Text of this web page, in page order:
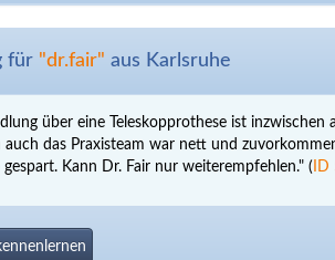
für "dr.fair" aus Karlsruhe
über eine Teleskopprothese ist
auch das Praxisteam war nett und
Kann Dr. Fair nur weiterempfehlen." (